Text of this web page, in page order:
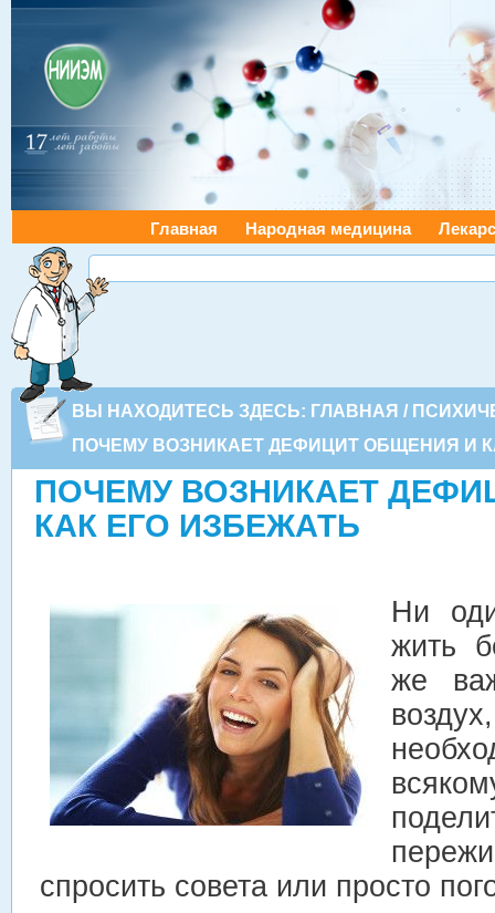
Главная Народная медицина
ВЫ НАХОДИТЕСЬ ЗДЕСЬ: ГЛАВНАЯ /
ПОЧЕМУ ВОЗНИКАЕТ ДЕФИЦИТ ОБЩЕНИЯ И
ПОЧЕМУ ВОЗНИКАЕТ
КАК ЕГО ИЗБЕЖАТЬ
Ни
жить
же
спросить совета или просто